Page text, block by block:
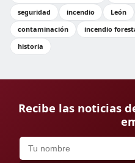
seguridad
incendio León
contaminación
incendio
historia
Recibe las noticias